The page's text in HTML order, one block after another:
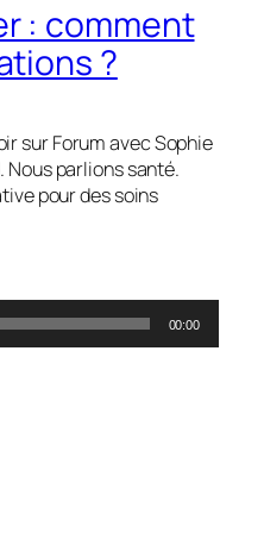
: comment
?
sur Forum avec Sophie
Nous parlions santé.
pour des soins
00:00